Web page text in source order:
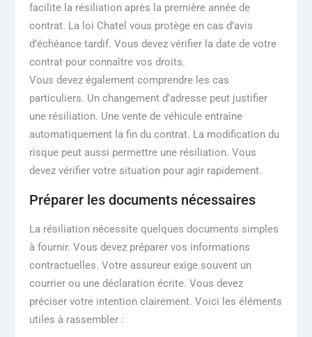
facilite la résiliation après la première année de
contrat. La loi Chatel vous protège en cas d’avis
d’échéance tardif. Vous devez vérifier la date de votre
contrat pour connaître vos droits.
Vous devez également comprendre les cas
particuliers. Un changement d’adresse peut justifier
une résiliation. Une vente de véhicule entraîne
automatiquement la fin du contrat. La modification du
risque peut aussi permettre une résiliation. Vous
devez vérifier votre situation pour agir rapidement.
Préparer les documents nécessaires
La résiliation nécessite quelques documents simples
à fournir. Vous devez préparer vos informations
contractuelles. Votre assureur exige souvent un
courrier ou une déclaration écrite. Vous devez
préciser votre intention clairement. Voici les éléments
utiles à rassembler :